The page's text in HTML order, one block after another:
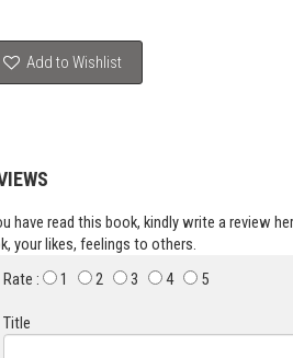
Add to Wishlist
have read this book, kindly write a review
your likes, feelings to others.
Rate :
1 2 3 4 5
Title